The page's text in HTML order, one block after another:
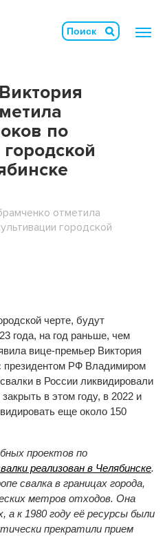
по
отметила
городской
черте, будут
года, на год раньше, чем
вице-премьер Виктория
президентом РФ Владимиром
в России ликвидировали
в этом году, в 2022 и
еще около 150
проектов по
реализован в Челябинске.
свалка в границах города,
метров отходов. Она
а к 1980 году её ресурсы были
прекратили прием